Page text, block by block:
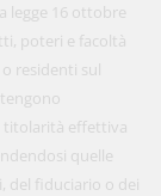
legge 16 ottobre
poteri e facoltà
residenti sul
titolarità effettiva
quelle
del fiduciario o dei